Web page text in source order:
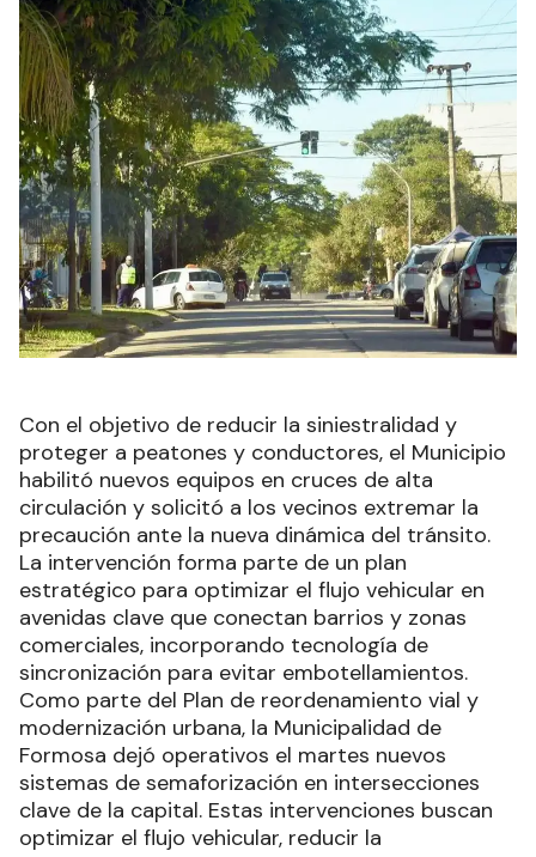
Con el objetivo de reducir la siniestralidad y
proteger a peatones y conductores, el Municipio
habilitó nuevos equipos en cruces de alta
circulación y solicitó a los vecinos extremar la
precaución ante la nueva dinámica del tránsito.
La intervención forma parte de un plan
estratégico para optimizar el flujo vehicular en
avenidas clave que conectan barrios y zonas
comerciales, incorporando tecnología de
sincronización para evitar embotellamientos.
Como parte del Plan de reordenamiento vial y
modernización urbana, la Municipalidad de
Formosa dejó operativos el martes nuevos
sistemas de semaforización en intersecciones
clave de la capital. Estas intervenciones buscan
optimizar el flujo vehicular, reducir la